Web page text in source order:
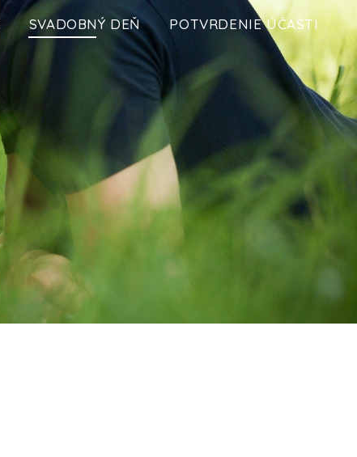
SVADOBNÝ DEŇ POTVRDENIE ÚČASTI